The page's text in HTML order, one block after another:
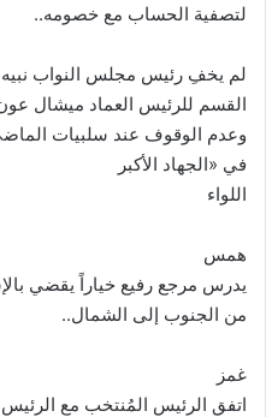
لتصفية الحساب مع خصومه..
لم يخفِ رئيس مجلس النواب
القسم للرئيس العماد ميشال
وعدم الوقوف عند سلبيات الماضي
في «الجهاد الأكبر
اللواء
همس
يدرس مرجع رفيع خياراً يقضي
من الجنوب إلى الشمال..
غمز
اتفق الرئيس المُنتخب مع